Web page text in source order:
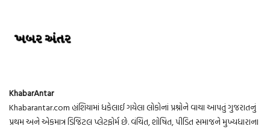
KhabarAntar
Khabarantar.com હાંશિયામાં ધકેલાઈ ગયેલા લોકોનાં પ્રશ્નોને વાચા આપતું ગુજરાતનું
પ્રથમ અને એકમાત્ર ડિજિટલ પ્લેટફોર્મ છે. વંચિત, શોષિત, પીડિત સમાજને મુખ્યધારાના